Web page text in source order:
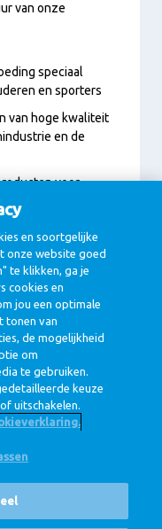
van onze
speciaal
en sporters
van hoge kwaliteit
en de
voor
yoghurt en vla
zoals kaas, boter
een plak
onze zuivel
en soortgelijke
onze website goed
te klikken, ga je
cookies en
jou een optimale
tonen van
de mogelijkheid
om
te gebruiken.
keuze
uitschakelen.